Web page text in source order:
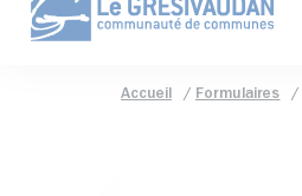
Accueil Formulaires